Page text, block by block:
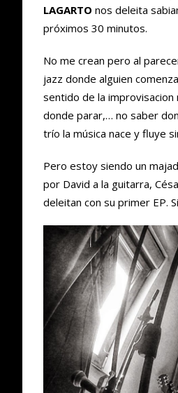
LAGARTO nos deleita
próximos 30 minutos.
No me crean pero al
jazz donde alguien
sentido de la
donde parar,… no saber
trío la música nace y fluye
Pero estoy siendo un
por David a la guitarra,
deleitan con su primer EP.